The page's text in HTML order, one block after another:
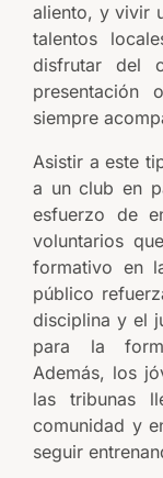
aliento, y vivir
talentos
disfrutar del
siempre
Asistir a este
a un club en
esfuerzo de
voluntarios
formativo en
público
disciplina y el
para la
Además, los
las tribunas
comunidad y
seguir